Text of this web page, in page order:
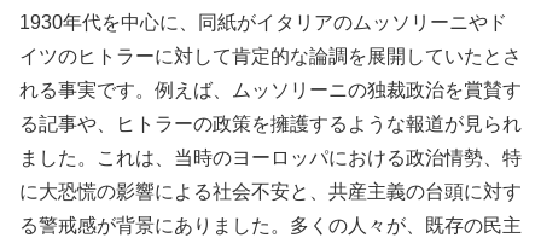
1930年代を中心に、同紙がイタリアのムッソリーニやド
イツのヒトラーに対して肯定的な論調を展開していたとさ
れる事実です。例えば、ムッソリーニの独裁政治を賞賛す
る記事や、ヒトラーの政策を擁護するような報道が見られ
ました。これは、当時のヨーロッパにおける政治情勢、特
に大恐慌の影響による社会不安と、共産主義の台頭に対す
る警戒感が背景にありました。多くの人々が、既存の民主